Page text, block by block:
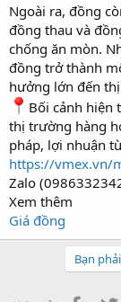
Ngoài ra, đồng
đồng thau và
chống ăn mòn.
đồng trở thành
hưởng lớn đến
Bối cảnh hiện
thị trường hàng
pháp, lợi nhuận
https://vmex.vn/
Zalo
Xem thêm
Giá đồng
Bạn